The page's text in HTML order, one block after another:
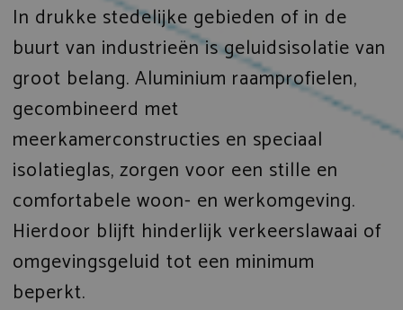
In drukke stedelijke gebieden of in de
buurt van industrieën is geluidsisolatie van
groot belang. Aluminium raamprofielen,
gecombineerd met
meerkamerconstructies en speciaal
isolatieglas, zorgen voor een stille en
comfortabele woon- en werkomgeving.
Hierdoor blijft hinderlijk verkeerslawaai of
omgevingsgeluid tot een minimum
beperkt.